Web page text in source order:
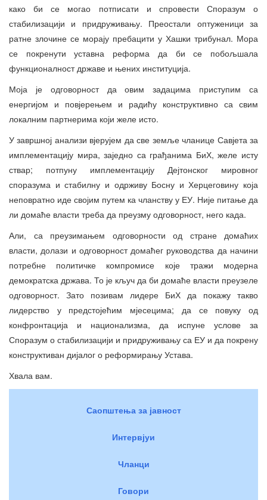
како би се могао потписати и спровести Споразум о
стабилизацији и придруживању. Преостали оптуженици за
ратне злочине се морају пребацити у Хашки трибунал. Мора
се покренути уставна реформа да би се побољшала
функционалност државе и њених институција.
Моја је одговорност да овим задацима приступим са
енергијом и повјерењем и радићу конструктивно са свим
локалним партнерима који желе исто.
У завршној анализи вјерујем да све земље чланице Савјета за
имплементацију мира, заједно са грађанима БиХ, желе исту
ствар; потпуну имплементацију Дејтонског мировног
споразума и стабилну и одрживу Босну и Херцеговину која
неповратно иде својим путем ка чланству у ЕУ. Није питање да
ли домаће власти треба да преузму одговорност, него када.
Али, са преузимањем одговорности од стране домаћих
власти, долази и одговорност домаћег руководства да начини
потребне политичке компромисе које тражи модерна
демократска држава. То је кључ да би домаће власти преузеле
одговорност. Зато позивам лидере БиХ да покажу такво
лидерство у предстојећим мјесецима; да се повуку од
конфронтација и национализма, да испуне услове за
Споразум о стабилизацији и придруживању са ЕУ и да покрену
конструктиван дијалог о реформирању Устава.
Хвала вам.
Саопштења за јавност
Интервјуи
Чланци
Говори